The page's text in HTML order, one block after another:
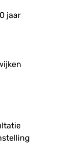
jaar